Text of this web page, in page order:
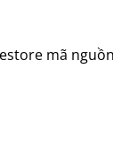
mã